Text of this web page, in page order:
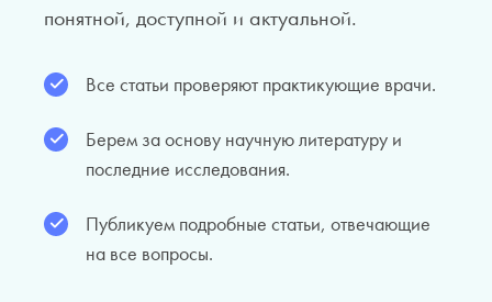
понятной, доступной и актуальной.
Все статьи проверяют практикующие врачи.
Берем за основу научную литературу и
последние исследования.
Публикуем подробные статьи, отвечающие
на все вопросы.